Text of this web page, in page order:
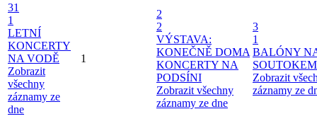
31
1
LETNÍ
KONCERTY
NA VODĚ
Zobrazit
všechny
záznamy ze
dne
1
2
2
VÝSTAVA:
KONEČNĚ DOMA
KONCERTY NA
PODSÍNI
Zobrazit všechny
záznamy ze dne
3
1
BALÓNY
SOUTOKEM
Zobrazit
záznamy ze